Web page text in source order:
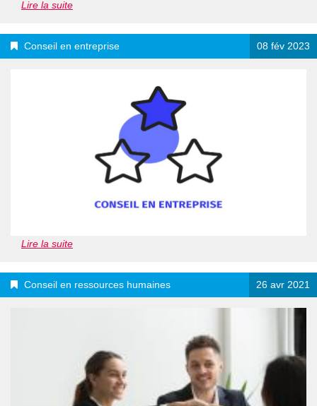
Lire la suite
Conseil en entreprise 08 fév 2023
Lire la suite
Conseil en ressources humaines 26 avr 2021